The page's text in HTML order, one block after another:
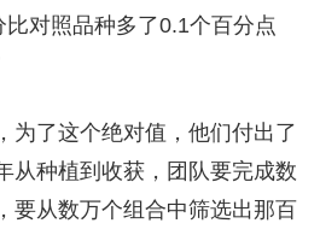
比对照品种多了0.1个百分点
为了这个绝对值，他们付出了
从种植到收获，团队要完成数
要从数万个组合中筛选出那百